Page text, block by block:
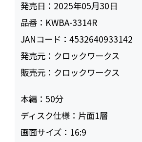
発売日： 2025年05月30日
品番： KWBA-3314R
JANコード：4532640933142
発売元： クロックワークス
販売元： クロックワークス
本編： 50
ディスク仕様： 片面1層
画面サイズ： 16:9